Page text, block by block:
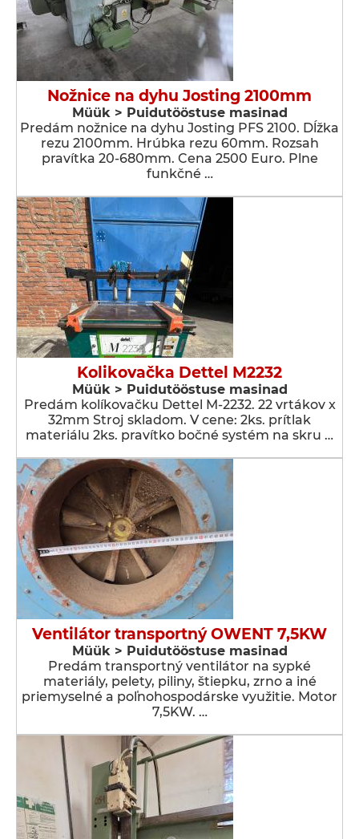
Nožnice na dyhu Josting 2100mm
Müük > Puidutööstuse masinad
Predám nožnice na dyhu Josting PFS 2100. Dĺžka
rezu 2100mm. Hrúbka rezu 60mm. Rozsah
pravítka 20-680mm. Cena 2500 Euro. Plne
funkčné …
Kolikovačka Dettel M2232
Müük > Puidutööstuse masinad
Predám kolíkovačku Dettel M-2232. 22 vrtákov x
32mm Stroj skladom. V cene: 2ks. prítlak
materiálu 2ks. pravítko bočné systém na skru …
Ventilátor transportný OWENT 7,5KW
Müük > Puidutööstuse masinad
Predám transportný ventilátor na sypké
materiály, pelety, piliny, štiepku, zrno a iné
priemyselné a poľnohospodárske využitie. Motor
7,5KW. …